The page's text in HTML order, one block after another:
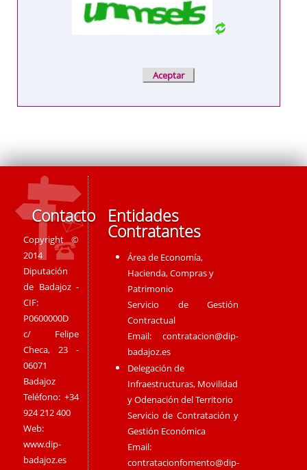
Contacto
Copyright ©
2014
Diputación
de Badajoz -
CIF:
P0600000D
c/ Felipe
Checa, 23 -
06071
Badajoz
Teléfono: +34
924 212 400
Web:
www.dip-
badajoz.es
Entidades
Contratantes
Área de Economía,
Hacienda, Compras y
Patrimonio
Servicio de Gestión
Contractual
Email:contratacion@dip-
badajoz.es
Delegación de
Infraestructuras, Movilidad
y Odenación del Territorio
Servicio de Contratación y
Gestión Económica
Email:
contratacionfomento@dip-